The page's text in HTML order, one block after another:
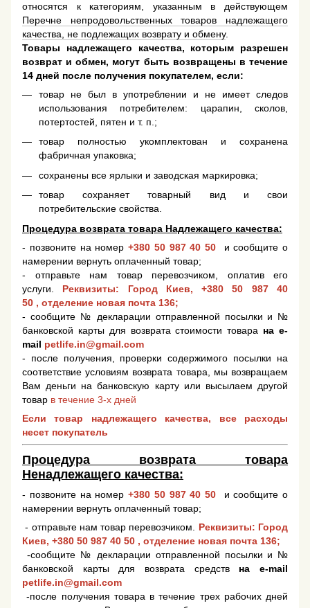
относятся к категориям, указанным в действующем
Перечне непродовольственных товаров надлежащего
качества, не подлежащих возврату и обмену.
Товары надлежащего качества, которым разрешен
возврат и обмен, могут быть возвращены в течение
14 дней после получения покупателем, если:
товар не был в употреблении и не имеет следов
использования потребителем: царапин, сколов,
потертостей, пятен и т. п.;
товар полностью укомплектован и сохранена
фабричная упаковка;
сохранены все ярлыки и заводская маркировка;
товар сохраняет товарный вид и свои
потребительские свойства.
Процедура возврата товара Надлежащего качества:
- позвоните на номер +380 50 987 40 50
и сообщите о
намерении вернуть оплаченный товар;
- отправьте нам товар перевозчиком, оплатив его
услуги. Реквизиты: Город Киев,+380 50 987 40
50 , отделение новая почта 136;
- сообщите № декларации отправленной посылки и №
банковской карты для возврата стоимости товара на e-
mail petlife.in@gmail.com
- после получения, проверки содержимого посылки на
соответствие условиям возврата товара, мы возвращаем
Вам деньги на банковскую карту или высылаем другой
товар в течение 3-х дней
Если товар надлежащего качества, все расходы
несет покупатель
Процедура возврата товара
Ненадлежащего качества:
- позвоните на номер +380 50 987 40 50
и сообщите о
намерении вернуть оплаченный товар;
- отправьте нам товар перевозчиком. Реквизиты: Город
Киев, +380 50 987 40 50 , отделение новая почта 136;
-сообщите № декларации отправленной посылки и №
банковской карты для возврата средств на e-mail
petlife.in@gmail.com
-после получения товара в течение трех рабочих дней